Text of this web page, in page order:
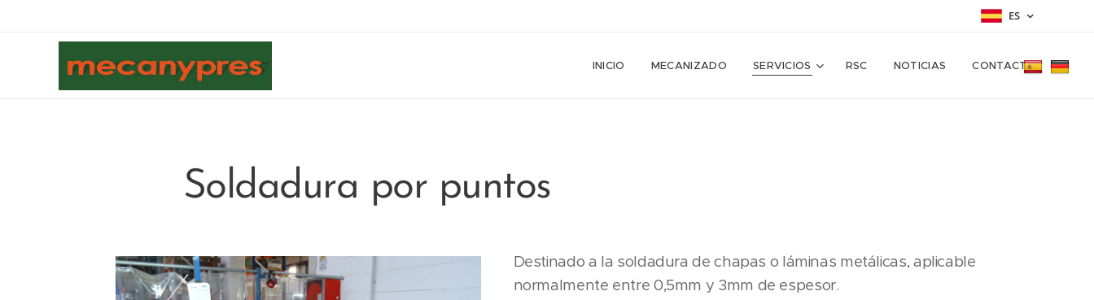
ES
INICIO MECANIZADO SERVICIOS RSC NOTICIAS CONTACTO
Soldadura por puntos
Destinado a la soldadura de chapas o láminas metálicas, aplicable
normalmente entre 0,5mm y 3mm de espesor.